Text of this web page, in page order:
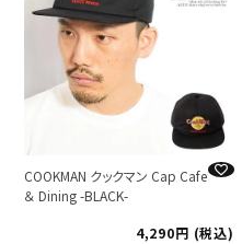
COOKMAN クックマン Cap Cafe
＆ Dining -BLACK-
4,290
税込